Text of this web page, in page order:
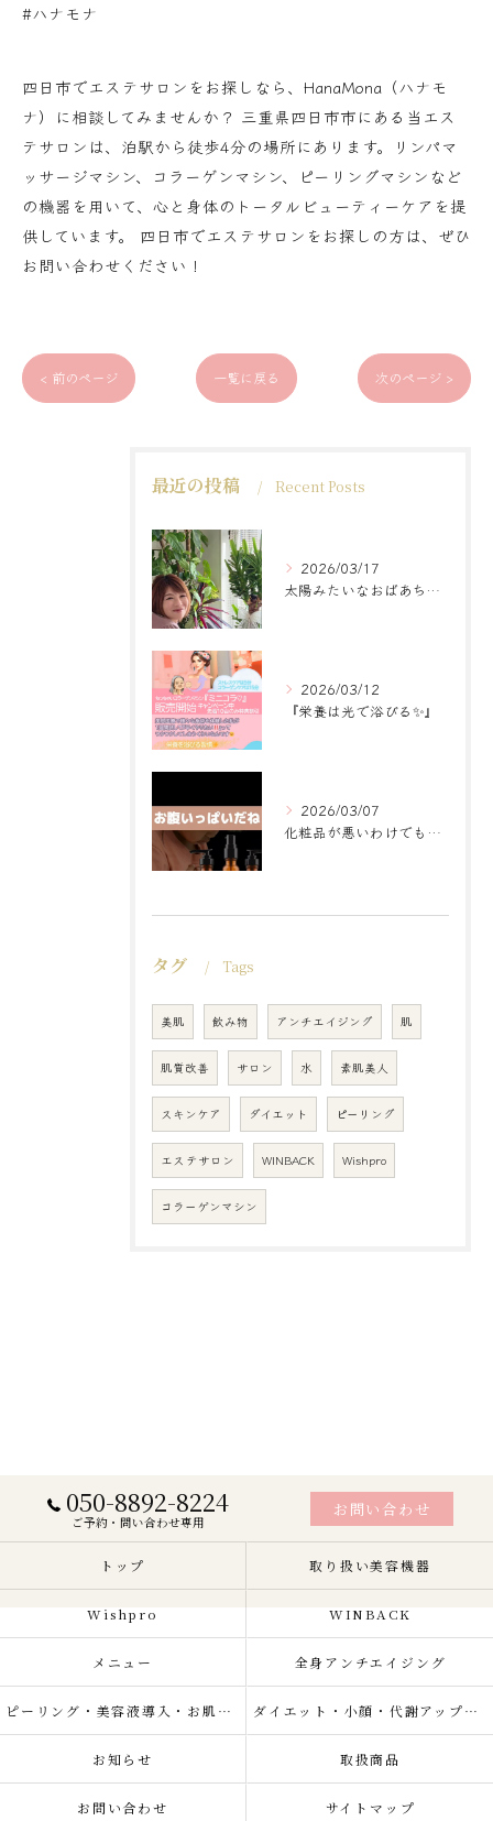
#ハナモナ
四日市でエステサロンをお探しなら、HanaMona（ハナモ
ナ）に相談してみませんか？ 三重県四日市市にある当エス
テサロンは、泊駅から徒歩4分の場所にあります。リンパマ
ッサージマシン、コラーゲンマシン、ピーリングマシンなど
の機器を用いて、心と身体のトータルビューティーケアを提
供しています。 四日市でエステサロンをお探しの方は、ぜひ
お問い合わせください！
< 前のページ 一覧に戻る 次のページ >
最近の投稿 Recent Posts
2026/03/17
太陽みたいなおばあちゃんに
2026/03/12
『栄養は光で浴びる✨』
2026/03/07
化粧品が悪いわけでもなく
タグ Tags
美肌 飲み物 アンチエイジング 肌
肌質改善 サロン 水 素肌美人
スキンケア ダイエット ピーリング
エステサロン WINBACK Wishpro
コラーゲンマシン
050-8892-8224
ご予約・問い合わせ専用
お問い合わせ
トップ 取り扱い美容機器
Wishpro WINBACK
メニュー 全身アンチエイジング
ピーリング・美容液導入・お肌の悩み改善 ダイエット・小顔・代謝アップ・肌質改善・リラクゼーション
お知らせ 取扱商品
お問い合わせ サイトマップ